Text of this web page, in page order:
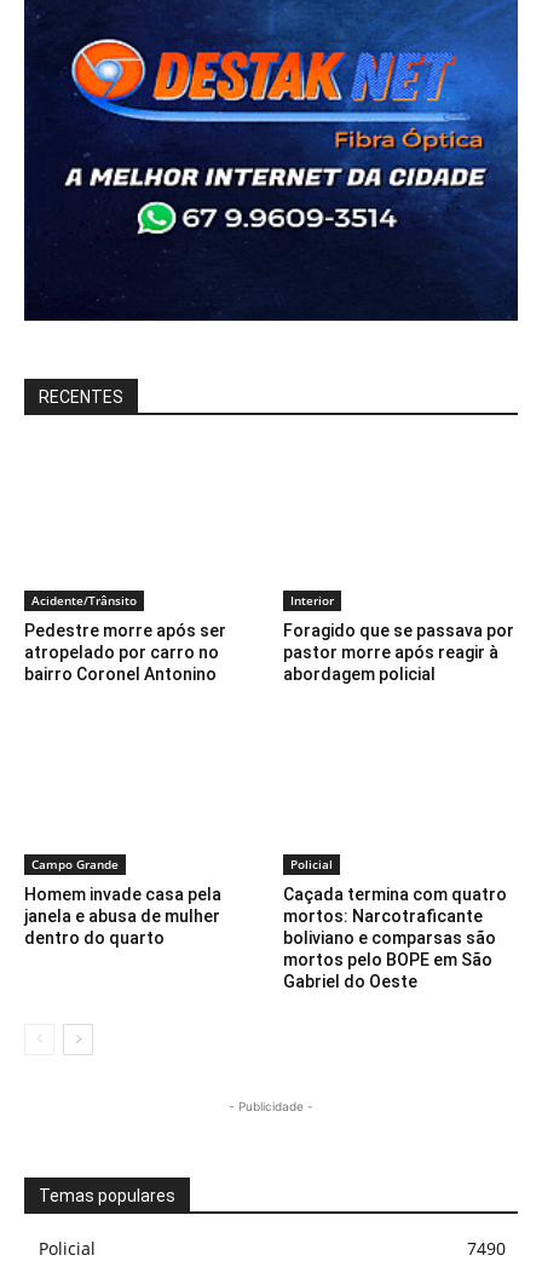
RECENTES
Acidente/Trânsito
Pedestre morre após ser
atropelado por carro no
bairro Coronel Antonino
Interior
Foragido que se passava por
pastor morre após reagir à
abordagem policial
Campo Grande
Homem invade casa pela
janela e abusa de mulher
dentro do quarto
Policial
Caçada termina com quatro
mortos: Narcotraficante
boliviano e comparsas são
mortos pelo BOPE em São
Gabriel do Oeste
- Publicidade -
Temas populares
Policial
7490